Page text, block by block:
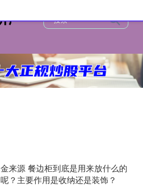
金来源 餐边柜到底是用来放什么的
呢？主要作用是收纳还是装饰？